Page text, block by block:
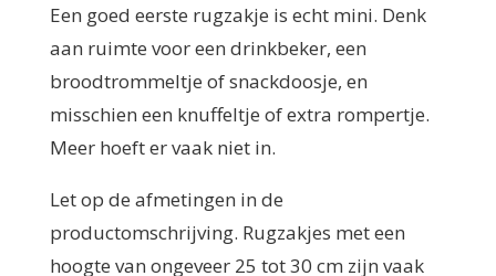
Een goed eerste rugzakje is echt mini. Denk
aan ruimte voor een drinkbeker, een
broodtrommeltje of snackdoosje, en
misschien een knuffeltje of extra rompertje.
Meer hoeft er vaak niet in.
Let op de afmetingen in de
productomschrijving. Rugzakjes met een
hoogte van ongeveer 25 tot 30 cm zijn vaak